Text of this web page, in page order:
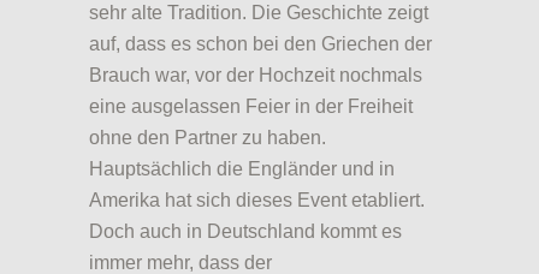
sehr alte Tradition. Die Geschichte zeigt
auf, dass es schon bei den Griechen der
Brauch war, vor der Hochzeit nochmals
eine ausgelassen Feier in der Freiheit
ohne den Partner zu haben.
Hauptsächlich die Engländer und in
Amerika hat sich dieses Event etabliert.
Doch auch in Deutschland kommt es
immer mehr, dass der